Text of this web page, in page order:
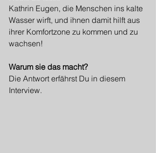
Kathrin Eugen, die Menschen ins kalte
Wasser wirft, und ihnen damit hilft aus
ihrer Komfortzone zu kommen und zu
wachsen!
Warum sie das macht?
Die Antwort erfährst Du in diesem
Interview.